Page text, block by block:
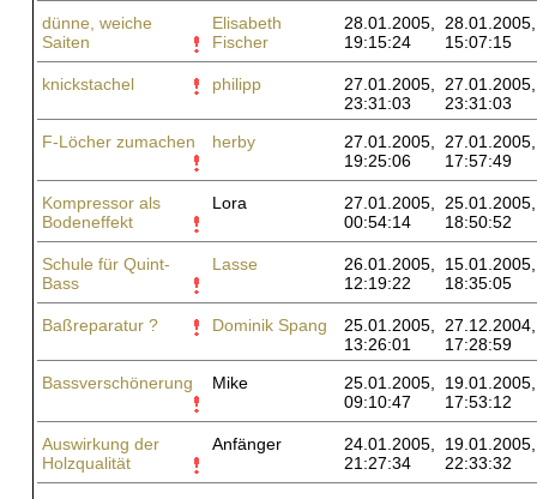
dünne, weiche
Saiten
Elisabeth
Fischer
28.01.2005,
19:15:24
28.01.2005,
15:07:15
knickstachel philipp
27.01.2005,
23:31:03
27.01.2005,
23:31:03
F-Löcher zumachen
herby
27.01.2005,
19:25:06
27.01.2005,
17:57:49
Kompressor als
Bodeneffekt
Lora
27.01.2005,
00:54:14
25.01.2005,
18:50:52
Schule für Quint-
Bass
Lasse
26.01.2005,
12:19:22
15.01.2005,
18:35:05
Baßreparatur ? Dominik Spang
25.01.2005,
13:26:01
27.12.2004,
17:28:59
Bassverschönerung
Mike
25.01.2005,
09:10:47
19.01.2005,
17:53:12
Auswirkung der
Holzqualität
Anfänger
24.01.2005,
21:27:34
19.01.2005,
22:33:32